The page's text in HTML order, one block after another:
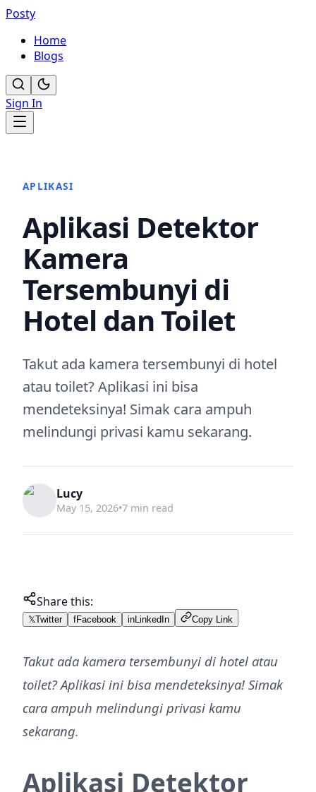
Posty
Home
Blogs
Sign In
APLIKASI
Aplikasi Detektor
Kamera
Tersembunyi di
Hotel dan Toilet
Takut ada kamera tersembunyi di hotel
atau toilet? Aplikasi ini bisa
mendeteksinya! Simak cara ampuh
melindungi privasi kamu sekarang.
Lucy
May 15, 2026•7 min read
Share this:
𝕏Twitter fFacebook in LinkedIn Copy Link
Takut ada kamera tersembunyi di hotel atau
toilet? Aplikasi ini bisa mendeteksinya! Simak
cara ampuh melindungi privasi kamu
sekarang.
Aplikasi Detektor